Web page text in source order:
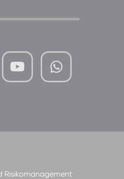
xMBTtqOwC1KKBww
Risikomanagement